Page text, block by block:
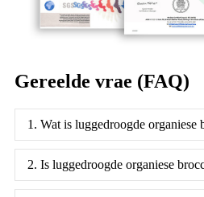
Gereelde vrae (FAQ)
1. Wat is luggedroogde organiese
2. Is luggedroogde organiese